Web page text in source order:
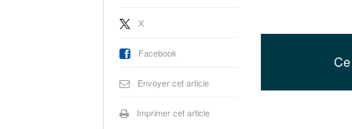
X
Facebook
Envoyer cet article
Imprimer cet article